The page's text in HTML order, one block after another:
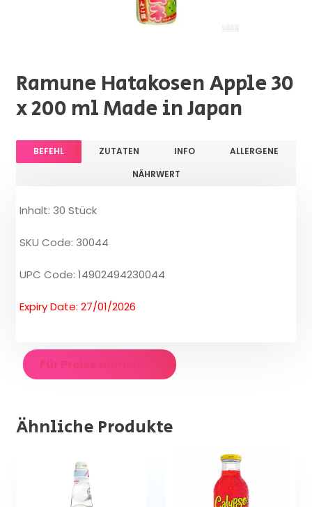
Ramune Hatakosen Apple 30
x 200 ml Made in Japan
BEFEHL ZUTATEN INFO
ALLERGENE
NÄHRWERT
Inhalt: 30 Stück
SKU Code: 30044
UPC Code: 14902494230044
Expiry Date: 27/01/2026
Für Preise anmelden
Ähnliche Produkte